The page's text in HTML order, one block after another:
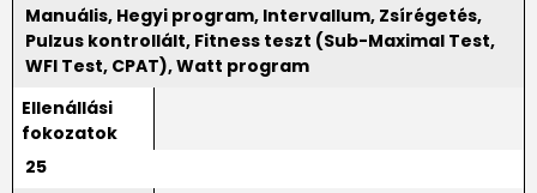
Manuális, Hegyi program, Intervallum, Zsírégetés,
Pulzus kontrollált, Fitness teszt (Sub-Maximal Test,
WFI Test, CPAT), Watt program
Ellenállási
fokozatok
25